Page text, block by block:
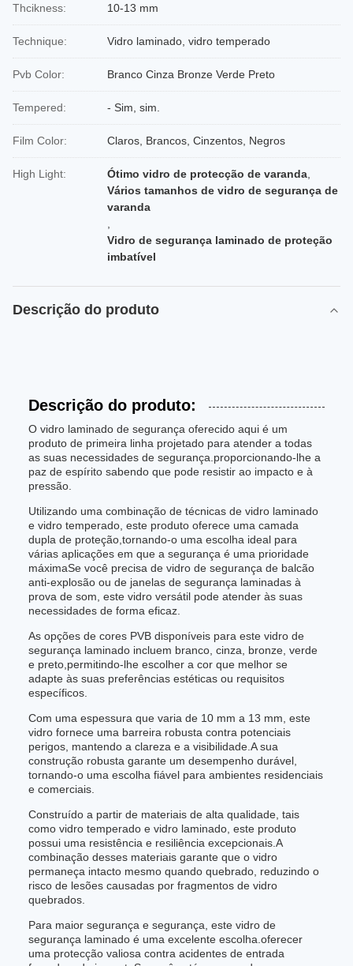
Thcikness: 10-13 mm
Technique: Vidro laminado, vidro temperado
Pvb Color: Branco Cinza Bronze Verde Preto
Tempered: - Sim, sim.
Film Color: Claros, Brancos, Cinzentos, Negros
High Light: Ótimo vidro de protecção de varanda
Vários tamanhos de vidro de segurança de
varanda
Vidro de segurança laminado de proteção
imbatível
Descrição do produto
Descrição do produto:
O vidro laminado de segurança oferecido aqui é um
produto de primeira linha projetado para atender a todas
as suas necessidades de segurança.proporcionando-lhe a
paz de espírito sabendo que pode resistir ao impacto e à
pressão.
Utilizando uma combinação de técnicas de vidro laminado
e vidro temperado, este produto oferece uma camada
dupla de proteção,tornando-o uma escolha ideal para
várias aplicações em que a segurança é uma prioridade
máximaSe você precisa de vidro de segurança de balcão
anti-explosão ou de janelas de segurança laminadas à
prova de som, este vidro versátil pode atender às suas
necessidades de forma eficaz.
As opções de cores PVB disponíveis para este vidro de
segurança laminado incluem branco, cinza, bronze, verde
e preto,permitindo-lhe escolher a cor que melhor se
adapte às suas preferências estéticas ou requisitos
específicos.
Com uma espessura que varia de 10 mm a 13 mm, este
vidro fornece uma barreira robusta contra potenciais
perigos, mantendo a clareza e a visibilidade.A sua
construção robusta garante um desempenho durável,
tornando-o uma escolha fiável para ambientes residenciais
e comerciais.
Construído a partir de materiais de alta qualidade, tais
como vidro temperado e vidro laminado, este produto
possui uma resistência e resiliência excepcionais.A
combinação desses materiais garante que o vidro
permaneça intacto mesmo quando quebrado, reduzindo o
risco de lesões causadas por fragmentos de vidro
quebrados.
Para maior segurança e segurança, este vidro de
segurança laminado é uma excelente escolha.oferecer
uma protecção valiosa contra acidentes de entrada